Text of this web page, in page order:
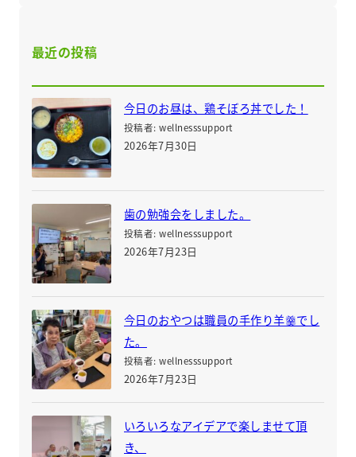
最近の投稿
今日のお昼は、鶏そぼろ丼でした！
投稿者: wellnesssupport
2026年7月30日
歯の勉強会をしました。
投稿者: wellnesssupport
2026年7月23日
今日のおやつは職員の手作り羊羹でし
た。
投稿者: wellnesssupport
2026年7月23日
いろいろなアイデアで楽しませて頂
き、